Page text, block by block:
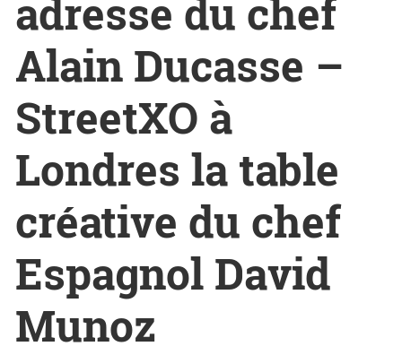
adresse du chef
Alain Ducasse –
StreetXO à
Londres la table
créative du chef
Espagnol David
Munoz